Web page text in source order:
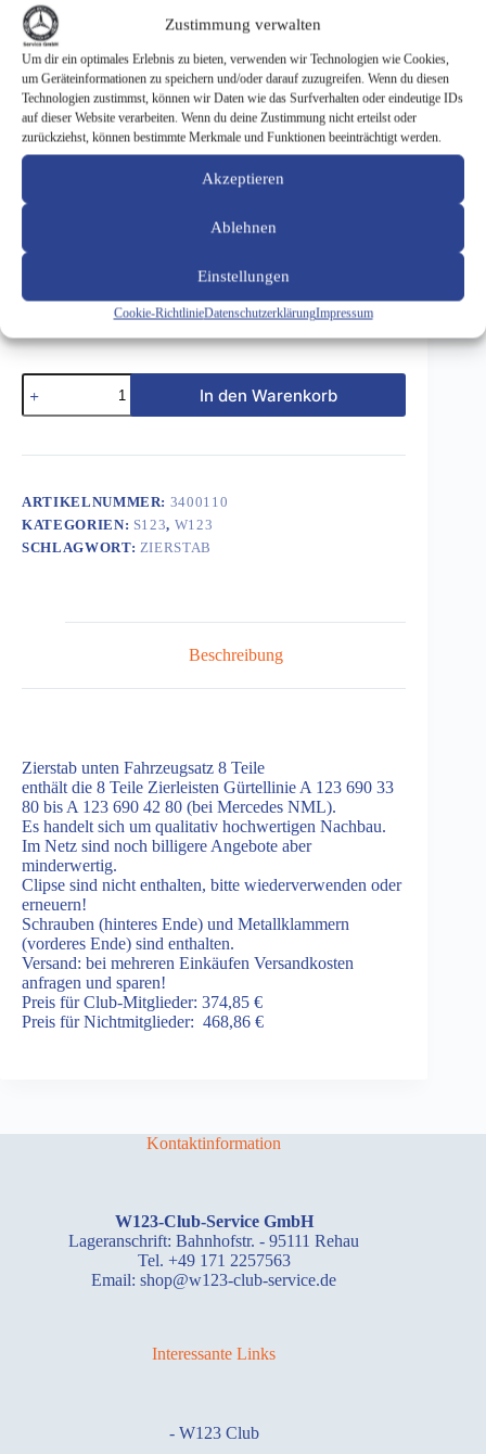
Zustimmung verwalten
Um dir ein optimales Erlebnis zu bieten, verwenden wir Technologien wie Cookies,
um Geräteinformationen zu speichern und/oder darauf zuzugreifen. Wenn du diesen
Technologien zustimmst, können wir Daten wie das Surfverhalten oder eindeutige IDs
auf dieser Website verarbeiten. Wenn du deine Zustimmung nicht erteilst oder
zurückziehst, können bestimmte Merkmale und Funktionen beeinträchtigt werden.
Akzeptieren
Ablehnen
Einstellungen
Cookie-RichtlinieDatenschutzerklärungImpressum
Zierstab unten Fahrzeugsatz 8 Teile
468,86€
inkl. 19 % MwSt.
Zierstab unten Fahrzeugsatz 8 Teile
Preis für Club-Mitglieder: 374,85 €
Zierstab
unten
Fahrzeugsatz
Teile
In den Warenkorb
ARTIKELNUMMER: 3400110
KATEGORIEN: S123, W123
SCHLAGWORT: ZIERSTAB
Beschreibung
Zierstab unten Fahrzeugsatz 8 Teile
enthält die 8 Teile Zierleisten Gürtellinie A 123 690 33
80 bis A 123 690 42 80 (bei Mercedes NML).
Es handelt sich um qualitativ hochwertigen Nachbau.
Im Netz sind noch billigere Angebote aber
minderwertig.
Clipse sind nicht enthalten, bitte wiederverwenden oder
erneuern!
Schrauben (hinteres Ende) und Metallklammern
(vorderes Ende) sind enthalten.
Versand: bei mehreren Einkäufen Versandkosten
anfragen und sparen!
Preis für Club-Mitglieder: 374,85 €
Preis für Nichtmitglieder: 468,86 €
Kontaktinformation
W123-Club-Service GmbH
Lageranschrift: Bahnhofstr. - 95111 Rehau
Tel. +49 171 2257563
Email: shop@w123-club-service.de
Interessante Links
- W123 Club